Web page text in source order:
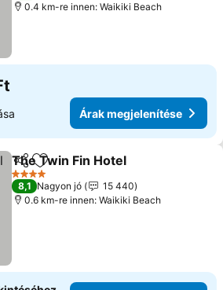
0.4 km-re innen: Waikiki Beach
Árak megjelenítése
Megosztás
Hozzáadás a kedvencekhez
The Twin Fin Hotel
4 Kategória
8,1 Nagyon jó
15 440
0.6 km-re innen: Waikiki Beach